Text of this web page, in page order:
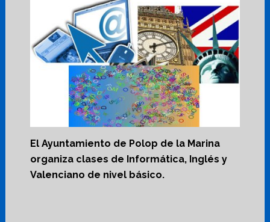
El Ayuntamiento de Polop de la Marina
organiza clases de Informática, Inglés y
Valenciano de nivel básico.